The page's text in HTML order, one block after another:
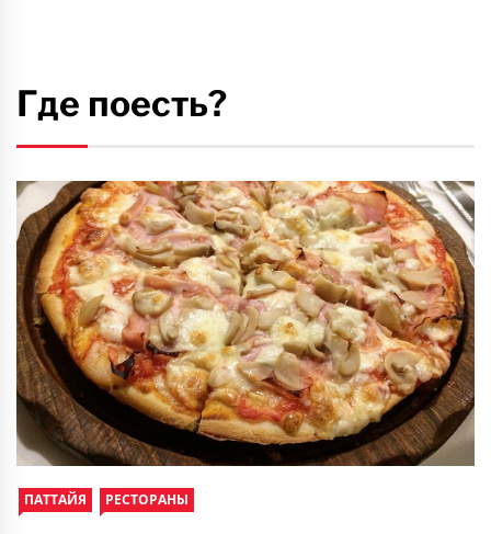
Где поесть?
ПАТТАЙЯ РЕСТОРАНЫ